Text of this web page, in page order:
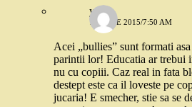
yoyo
19 IULIE 2015/7:50 AM
Acei „bullies” sunt formati
parintii lor! Educatia ar trebui
nu cu copiii. Caz real in fata
destept este ca il loveste pe
jucaria! E smecher, stie sa se